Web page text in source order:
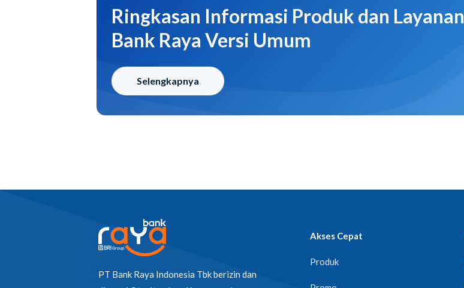
Ringkasan Informasi Produk dan Layanan
Bank Raya Versi Umum
Selengkapnya
PT Bank Raya Indonesia Tbk berizin dan
Akses Cepat
Produk